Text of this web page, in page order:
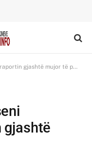
gjashtë mujor të punës
gjashtë